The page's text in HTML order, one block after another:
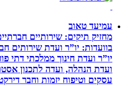
עמיעד טאוב
מחזיק תיקים: שירותיים חברתיים
בוועדות: יו”ר ועדת שירותים
יו”ר ועדת חינוך ממלכתי דתי
ועדת הנהלה, ועדה לתכנון
עסקים וטיפוח יזמות וחבר